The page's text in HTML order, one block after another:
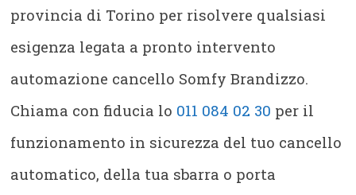
provincia di Torino per risolvere qualsiasi
esigenza legata a pronto intervento
automazione cancello Somfy Brandizzo.
Chiama con fiducia lo 011 084 02 30 per il
funzionamento in sicurezza del tuo cancello
automatico, della tua sbarra o porta